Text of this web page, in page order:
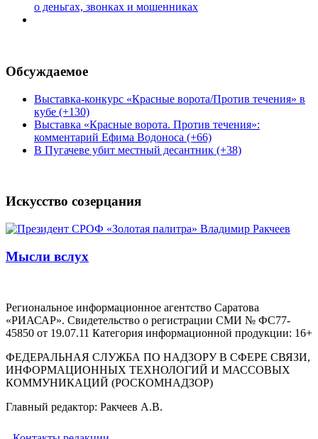
о деньгах, звонках и мошенниках
Обсуждаемое
Выставка-конкурс «Красные ворота/Против течения» в
кубе (+130)
Выставка «Красные ворота. Против течения»:
комментарий Ефима Водоноса (+66)
В Пугачеве убит местный десантник (+38)
Искусство созерцания
Мысли вслух
Региональное информационное агентство Саратова
«РИАСАР». Свидетельство о регистрации СМИ № ФС77-
45850 от 19.07.11 Категория информационной продукции: 16+
ФЕДЕРАЛЬНАЯ СЛУЖБА ПО НАДЗОРУ В СФЕРЕ СВЯЗИ,
ИНФОРМАЦИОННЫХ ТЕХНОЛОГИЙ И МАССОВЫХ
КОММУНИКАЦИЙ (РОСКОМНАДЗОР)
Главный редактор: Ракчеев А.В.